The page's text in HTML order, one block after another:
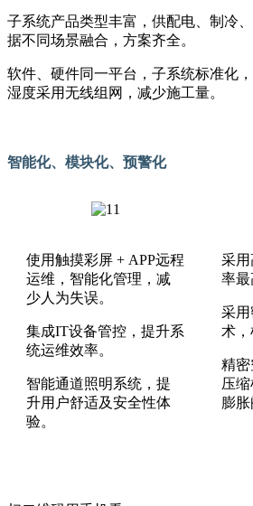
子系统产品类型丰富，供配电、制冷
据不同场景融合，方案齐全。
软件、硬件同一平台，子系统标准化
湿度采用无线组网，减少施工量。
智能化、模块化、预警化
使用触摸彩屏 + APP远程
运维，智能化管理，减
少人为失误。
集成IT设备管控，提升系
统运维效率。
智能通道照明系统，提
升用户舒适及安全性体
验。
采用
率最
采用
术，
精密
压
膨胀